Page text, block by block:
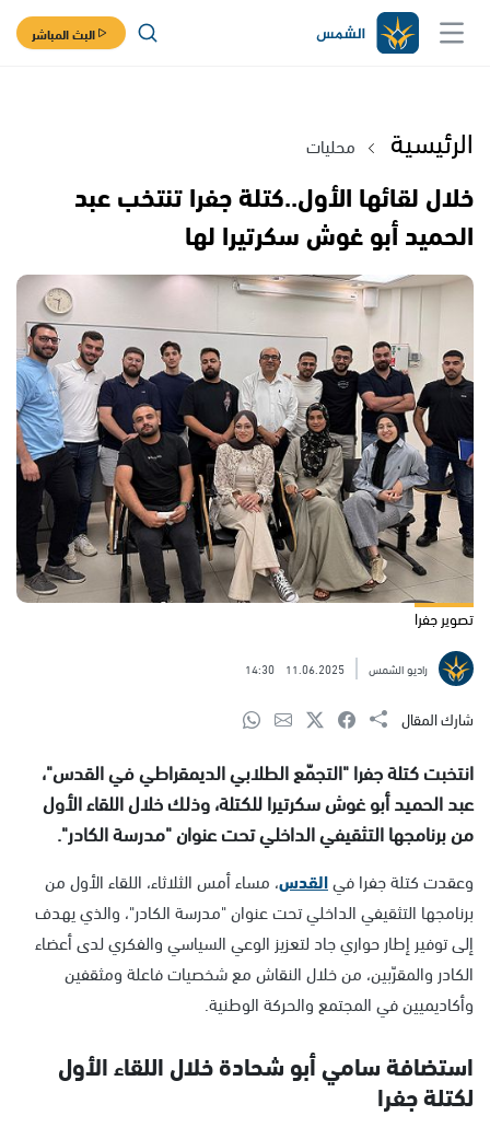
البث المباشر
الرئيسية محليات
خلال لقائها الأول..كتلة جفرا تنتخب عبد
الحميد أبو غوش سكرتيرا لها
تصوير جفرا
راديو الشمس 11.06.2025
14:30
شارك المقال
انتخبت كتلة جفرا "التجمّع الطلابي الديمقراطي في القدس"،
عبد الحميد أبو غوش سكرتيرا للكتلة، وذلك خلال اللقاء الأول
من برنامجها التثقيفي الداخلي تحت عنوان "مدرسة الكادر".
وعقدت كتلة جفرا فيالقدس، مساء أمس الثلاثاء، اللقاء الأول من
برنامجها التثقيفي الداخلي تحت عنوان "مدرسة الكادر"، والذي يهدف
إلى توفير إطار حواري جاد لتعزيز الوعي السياسي والفكري لدى أعضاء
الكادر والمقرّبين، من خلال النقاش مع شخصيات فاعلة ومثقفين
وأكاديميين في المجتمع والحركة الوطنية.
استضافة سامي أبو شحادة خلال اللقاء الأول
لكتلة جفرا